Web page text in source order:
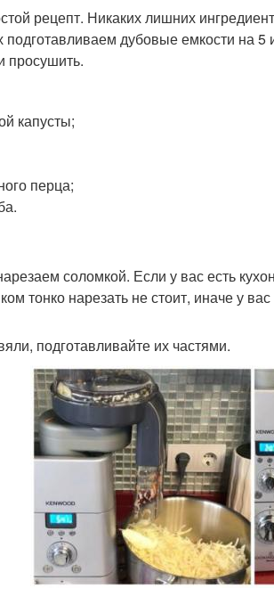
рецепт. Никаких лишних
дубовые емкости на 5
просушить.
капусты;
перца;
соломкой. Если у вас есть
тонко нарезать не стоит, иначе у
подготавливайте их частями.